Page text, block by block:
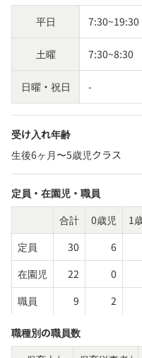
平日 7:30~19:30
土曜 7:30~8:30
日曜・祝日 -
受け入れ年齢
生後6ヶ月〜5歳児クラス
定員・在園児・職員
合計
0歳児 1
定員
30 6
在園児
22 0
職員
9 2
職種別の職員数